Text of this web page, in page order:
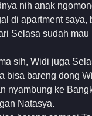
nih anak
di apartment saya,
Selasa sudah
sih, Widi juga
bisa bareng dong
nyambung ke
Natasya.